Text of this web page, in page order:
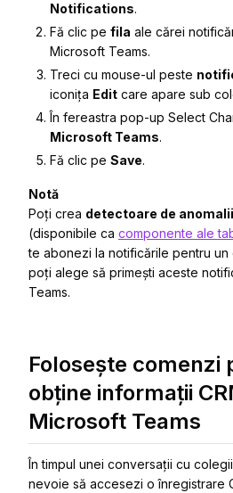
Notifications.
Fă clic pe fila ale cărei
Microsoft Teams.
Treci cu mouse-ul peste
iconița Edit care apare sub
În fereastra pop-up Select
Microsoft Teams.
Fă clic pe Save.
Notă
Poți crea detectoare de anomalii
(disponibile ca componente ale
te abonezi la notificările pentru un
poți alege să primești aceste
Teams.
Folosește comenzi
obține informații
Microsoft Teams
În timpul unei conversații cu
nevoie să accesezi o înregistrare